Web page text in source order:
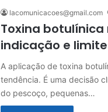
lacomunicacoes@gmail.com
Toxina
indicação e
A aplicação de toxina
tendência. É uma decisão
do pescoço, pequenas…